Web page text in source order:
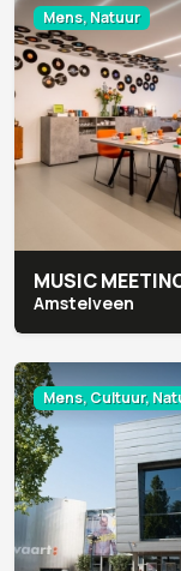
Mens, Natuur
Amstelveen
Mens, Cultuur,